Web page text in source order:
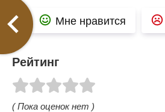
Мне нравится
Рейтинг
( Пока оценок нет )